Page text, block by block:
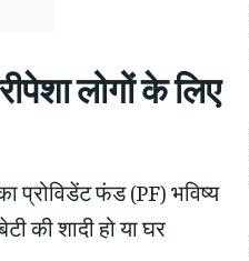
लोगों के लिए
प्रोविडेंट फंड (PF) भविष्य
की शादी हो या घर